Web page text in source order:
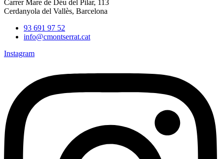
Carrer Mare de Déu del Pilar, 113
Cerdanyola del Vallès, Barcelona
93 691 97 52
info@cmontserrat.cat
Instagram